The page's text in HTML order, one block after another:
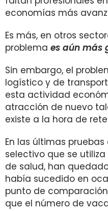
economías más
Es más, en otros
problema es aún más
Sin embargo, el
logístico y de
esta actividad
atracción de nuevo
existe a la hora de
En las últimas pruebas
selectivo que se
de salud, han
había sucedido en
punto de
que el número de